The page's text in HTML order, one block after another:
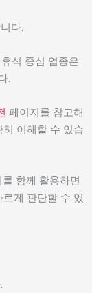
다.
식 중심 업종은
.
페이지를 참고해
이해할 수 있습
함께 활용하면
게 판단할 수 있